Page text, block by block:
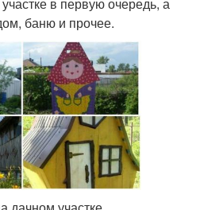
баню и прочее.